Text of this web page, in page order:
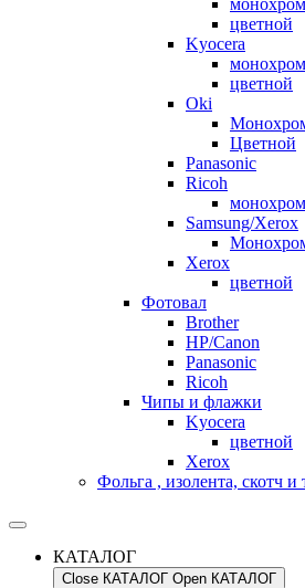
цветной
Kyocera
монохром
цветной
Oki
Цветной
Panasonic
Ricoh
монохром
Samsung/Xerox
Xerox
цветной
Фотовал
Brother
HP/Canon
Panasonic
Ricoh
Чипы и флажки
Kyocera
цветной
Xerox
Фольга , изолента, скотч и
КАТАЛОГ
Close КАТАЛОГ Open КАТАЛОГ